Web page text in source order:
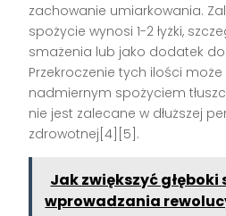
zachowanie umiarkowania.
spożycie wynosi 1-2 łyżki,
smażenia lub jako dodatek
Przekroczenie tych ilości
nadmiernym spożyciem
nie jest zalecane w dłuższej
zdrowotnej[4][5].
Jak zwiększyć głęboki
wprowadzania